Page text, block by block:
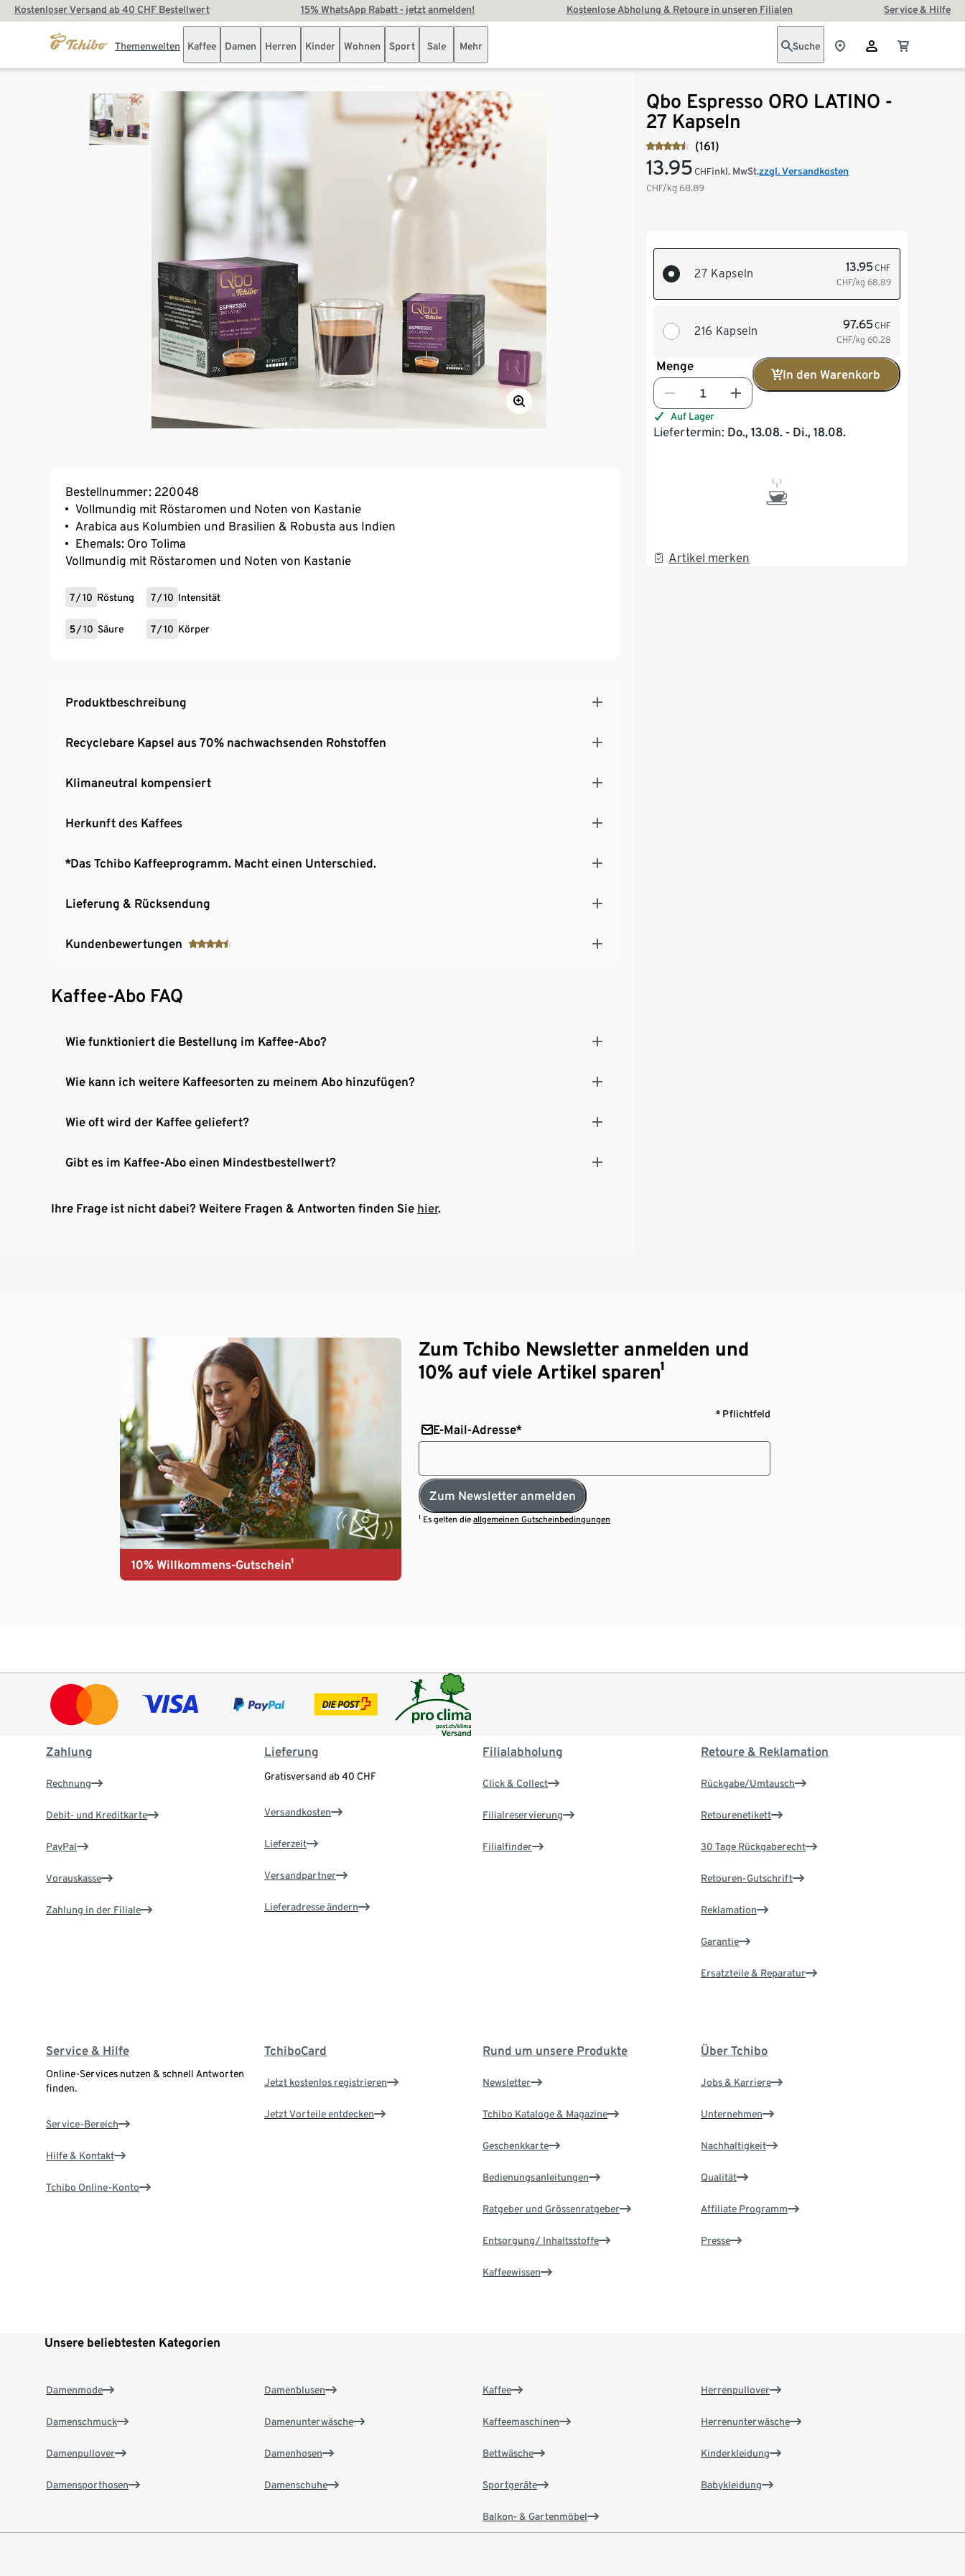
Kostenloser Versand ab 40 CHF Bestellwert 15% WhatsApp Rabatt - jetzt anmelden! Kostenlose Abholung & Retoure in unseren Filialen Service & Hilfe
Themenwelten Kaffee Damen Herren Kinder Wohnen Sport Sale Mehr Suche
Qbo Espresso ORO LATINO -
27 Kapseln
(161)
13.95 CHF
CHF/kg68.89
inkl. MwSt.zzgl. Versandkosten
27 Kapseln 13.95CHF
CHF/kg 68.89
216 Kapseln 97.65CHF
CHF/kg 60.28
Menge
In den Warenkorb
Auf Lager
Liefertermin: Do., 13.08. - Di., 18.08.
Artikel merken
Bestellnummer: 220048
Vollmundig mit Röstaromen und Noten von Kastanie
Arabica aus Kolumbien und Brasilien & Robusta aus Indien
Ehemals: Oro Tolima
Vollmundig mit Röstaromen und Noten von Kastanie
7/10 Röstung 7/10 Intensität
5/10 Säure 7/10 Körper
Produktbeschreibung
Recyclebare Kapsel aus 70% nachwachsenden Rohstoffen
Klimaneutral kompensiert
Herkunft des Kaffees
*Das Tchibo Kaffeeprogramm. Macht einen Unterschied.
Lieferung & Rücksendung
Kundenbewertungen
Kaffee-Abo FAQ
Wie funktioniert die Bestellung im Kaffee-Abo?
Wie kann ich weitere Kaffeesorten zu meinem Abo hinzufügen?
Wie oft wird der Kaffee geliefert?
Gibt es im Kaffee-Abo einen Mindestbestellwert?
Ihre Frage ist nicht dabei? Weitere Fragen & Antworten finden Sie hier.
10% Willkommens-Gutschein¹
Zum Tchibo Newsletter anmelden und
10% auf viele Artikel sparen¹
* Pflichtfeld
E-Mail-Adresse*
Zum Newsletter anmelden
¹ Es gelten dieallgemeinen Gutscheinbedingungen
Zahlung
Rechnung
Debit- und Kreditkarte
PayPal
Vorauskasse
Zahlung in der Filiale
Lieferung
Gratisversand ab 40 CHF
Versandkosten
Lieferzeit
Versandpartner
Lieferadresse ändern
Filialabholung
Click & Collect
Filialreservierung
Filialfinder
Retoure & Reklamation
Rückgabe/Umtausch
Retourenetikett
30 Tage Rückgaberecht
Retouren-Gutschrift
Reklamation
Garantie
Ersatzteile & Reparatur
Service & Hilfe
Online-Services nutzen & schnell Antworten
finden.
Service-Bereich
Hilfe & Kontakt
Tchibo Online-Konto
TchiboCard
Jetzt kostenlos registrieren
Jetzt Vorteile entdecken
Rund um unsere Produkte
Newsletter
Tchibo Kataloge & Magazine
Geschenkkarte
Bedienungsanleitungen
Ratgeber und Grössenratgeber
Entsorgung/ Inhaltsstoffe
Kaffeewissen
Über Tchibo
Jobs & Karriere
Unternehmen
Nachhaltigkeit
Qualität
Affiliate Programm
Presse
Unsere beliebtesten Kategorien
Damenmode
Damenschmuck
Damenpullover
Damensporthosen
Damenblusen
Damenunterwäsche
Damenhosen
Damenschuhe
Kaffee
Kaffeemaschinen
Bettwäsche
Sportgeräte
Balkon- & Gartenmöbel
Herrenpullover
Herrenunterwäsche
Kinderkleidung
Babykleidung